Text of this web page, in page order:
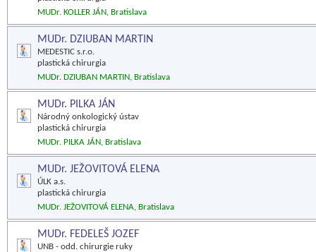
MUDr. KOLLER JÁN, Bratislava
MUDr. DZIUBAN MARTIN
MEDESTIC s.r.o.
plastická chirurgia
MUDr. DZIUBAN MARTIN, Bratislava
MUDr. PILKA JÁN
Národný onkologický ústav
plastická chirurgia
MUDr. PILKA JÁN, Bratislava
MUDr. JEŽOVITOVÁ ELENA
ÚLK a.s.
plastická chirurgia
MUDr. JEŽOVITOVÁ ELENA, Bratislava
MUDr. FEDELEŠ JOZEF
UNB - odd. chirurgie ruky